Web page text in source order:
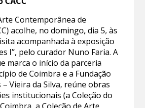
Contemporânea de
acolhe, no domingo, dia 5, às
acompanhada à exposição
I”, pelo curador Nuno Faria. A
marca o início da parceria
de Coimbra e a Fundação
– Vieira da Silva, reúne obras
institucionais (a Coleção do
a Coleção de Arte